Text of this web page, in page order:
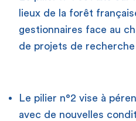
lieux de la forêt
gestionnaires face au
de projets de
Le pilier n°2 vise à
avec de nouvelles